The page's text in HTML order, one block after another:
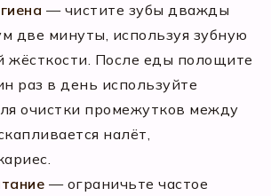
— чистите зубы дважды
две минуты, используя зубную
жёсткости. После еды полощите
раз в день используйте
очистки промежутков между
налёт,
— ограничьте частое